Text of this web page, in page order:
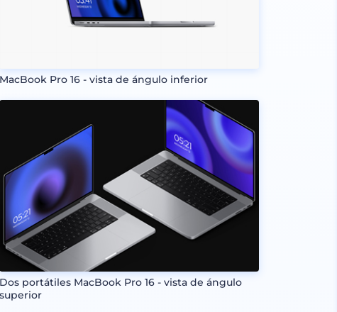
MacBook Pro 16 - vista de ángulo inferior
Dos portátiles MacBook Pro 16 - vista de ángulo
superior